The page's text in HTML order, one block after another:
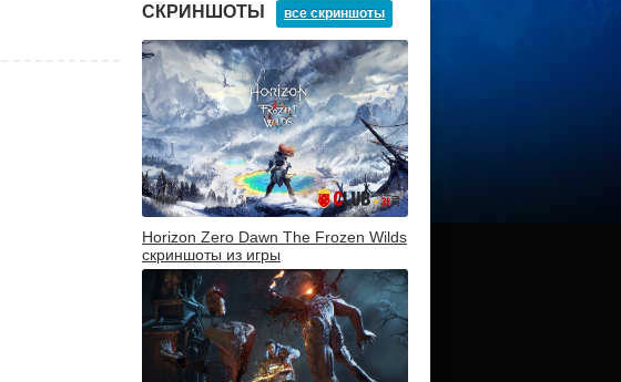
СКРИНШОТЫ все скриншоты
Horizon Zero Dawn The Frozen Wilds
скриншоты из игры